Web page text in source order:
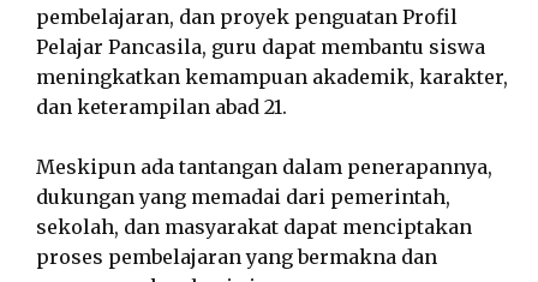
pembelajaran, dan proyek penguatan Profil
Pelajar Pancasila, guru dapat membantu siswa
meningkatkan kemampuan akademik, karakter,
dan keterampilan abad 21.
Meskipun ada tantangan dalam penerapannya,
dukungan yang memadai dari pemerintah,
sekolah, dan masyarakat dapat menciptakan
proses pembelajaran yang bermakna dan